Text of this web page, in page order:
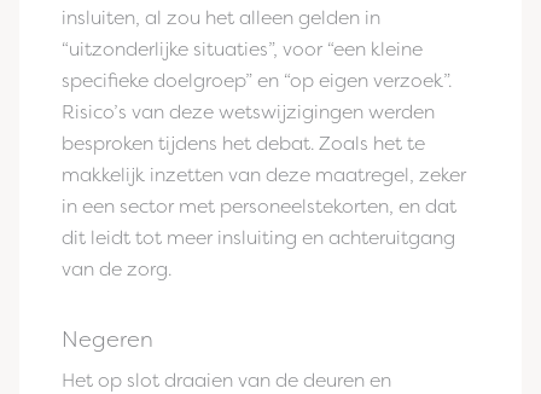
insluiten, al zou het alleen gelden in
“uitzonderlijke situaties”, voor “een kleine
specifieke doelgroep” en “op eigen verzoek”.
Risico’s van deze wetswijzigingen werden
besproken tijdens het debat. Zoals het te
makkelijk inzetten van deze maatregel, zeker
in een sector met personeelstekorten, en dat
dit leidt tot meer insluiting en achteruitgang
van de zorg.
Negeren
Het op slot draaien van de deuren en